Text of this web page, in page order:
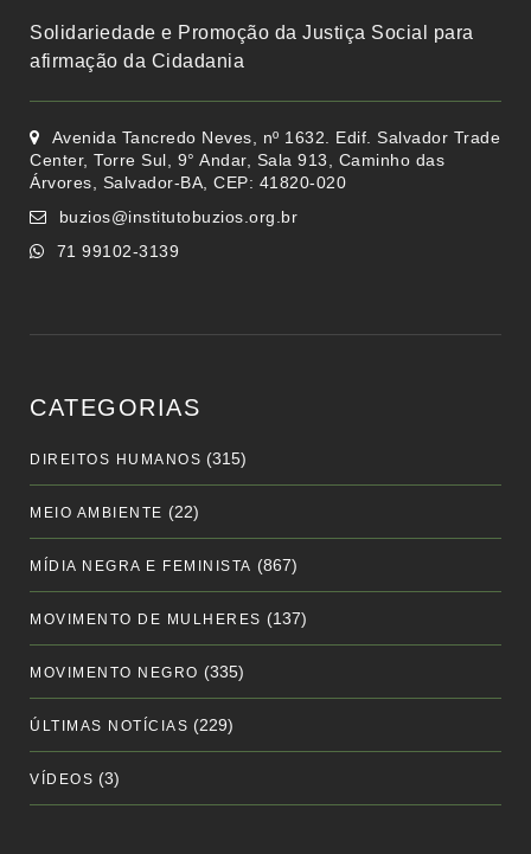
Solidariedade e Promoção da Justiça Social para
afirmação da Cidadania
Avenida Tancredo Neves, nº 1632. Edif. Salvador Trade
Center, Torre Sul, 9° Andar, Sala 913, Caminho das
Árvores, Salvador-BA, CEP: 41820-020
buzios@institutobuzios.org.br
71 99102-3139
CATEGORIAS
DIREITOS HUMANOS (315)
MEIO AMBIENTE (22)
MÍDIA NEGRA E FEMINISTA (867)
MOVIMENTO DE MULHERES (137)
MOVIMENTO NEGRO (335)
ÚLTIMAS NOTÍCIAS (229)
VÍDEOS (3)